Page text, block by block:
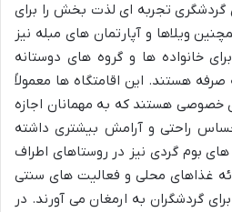
تجربه ای لذت بخش را برای
ویلاها و آپارتمان های مبله نیز
خانواده ها و گروه های دوستانه
هستند. این اقامتگاه ها معمولاً
خصوصی هستند که به مهمانان اجازه
راحتی و آرامش بیشتری داشته
های بوم گردی نیز در روستاهای اطراف
غذاهای محلی و فعالیت های سنتی
گردشگران به ارمغان می آورند. در